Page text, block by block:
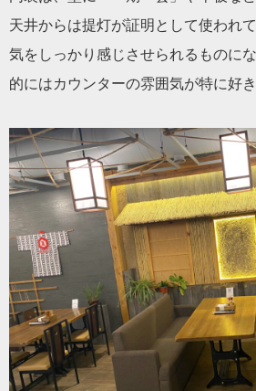
天井からは提灯が証明として使われ
気をしっかり感じさせられるものに
的にはカウンターの雰囲気が特に好